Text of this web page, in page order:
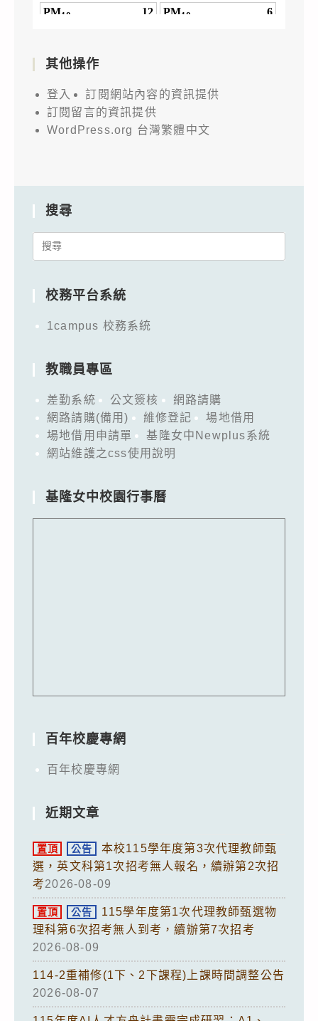
其他操作
登入
訂閱網站內容的資訊提供
訂閱留言的資訊提供
WordPress.org 台灣繁體中文
搜尋
Search
校務平台系統
1campus 校務系統
教職員專區
差勤系統 公文簽核
網路請購
網路請購(備用)
維修登記
場地借用
場地借用申請單
基隆女中Newplus系統
網站維護之css使用說明
基隆女中校園行事曆
百年校慶專網
百年校慶專網
近期文章
置頂 公告
本校115學年度第3次代理教師甄
選，英文科第1次招考無人報名，續辦第2次招
考2026-08-09
置頂 公告
115學年度第1次代理教師甄選物
理科第6次招考無人到考，續辦第7次招考
2026-08-09
114-2重補修(1下、2下課程)上課時間調整公告
2026-08-07